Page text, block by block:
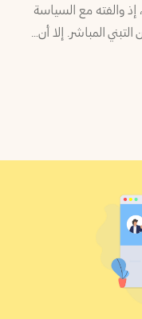
إذ والفته مع السياسة
المباشر. إلا أن…